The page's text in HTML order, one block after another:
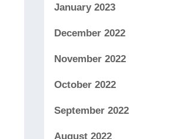
January 2023
December 2022
November 2022
October 2022
September 2022
August 2022